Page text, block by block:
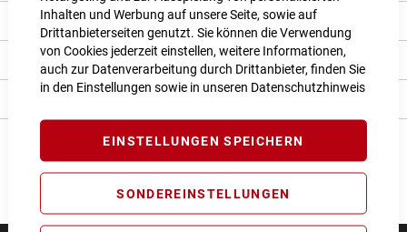
Inhalten und Werbung auf unsere Seite, sowie auf
Drittanbieterseiten genutzt. Sie können die Verwendung
von Cookies jederzeit einstellen, weitere Informationen,
auch zur Datenverarbeitung durch Drittanbieter, finden Sie
in den Einstellungen sowie in unseren Datenschutzhinweis
EINSTELLUNGEN SPEICHERN
SONDEREINSTELLUNGEN
Produkt Details
Bewertungen
Angaben zur Produktsicherheit